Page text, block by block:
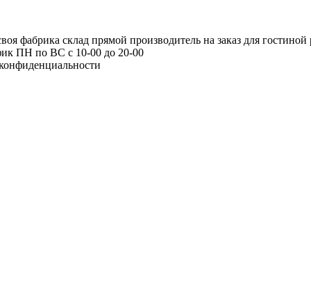
фабрика склад прямой производитель на заказ для
ПН по ВС с 10-00 до 20-00